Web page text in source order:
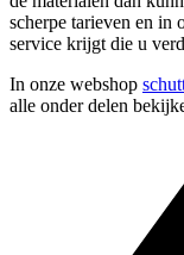
scherpe tarieven en in
service krijgt die u
In onze webshop
alle onder delen